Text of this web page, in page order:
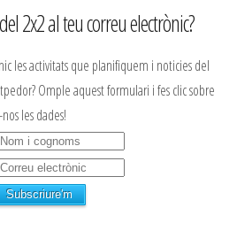
2x2 al teu correu electrònic?
les activitats que planifiquem i noticies del
Omple aquest formulari i fes clic sobre
les dades!